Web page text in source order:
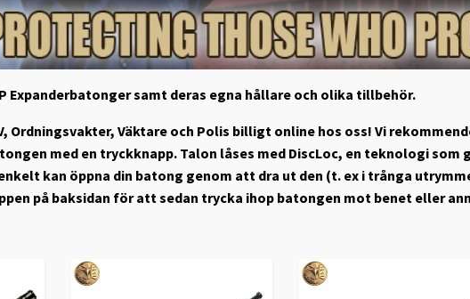
Expanderbatonger samt deras egna hållare och olika tillbehör.
Ordningsvakter, Väktare och Polis billigt online hos oss! Vi
med en tryckknapp. Talon låses med DiscLoc, en teknologi
kan öppna din batong genom att dra ut den (t. ex i trånga
på baksidan för att sedan trycka ihop batongen mot benet eller